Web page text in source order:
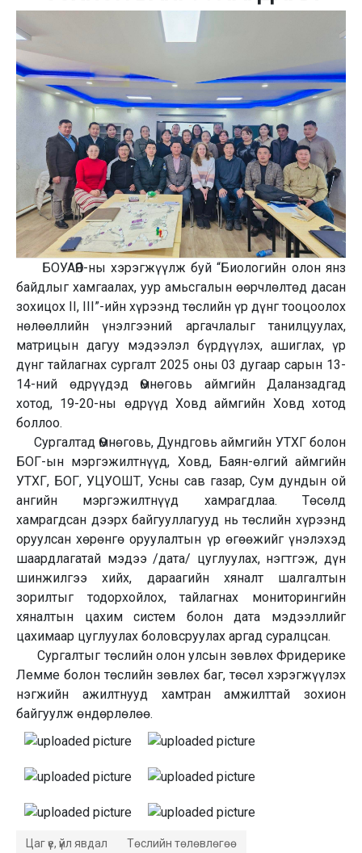
БОУАӨЯ-ны хэрэгжүүлж буй “Биологийн олон янз
байдлыг хамгаалах, уур амьсгалын өөрчлөлтөд дасан
зохицох II, III”-ийн хүрээнд төслийн үр дүнг тооцоолох
нөлөөллийн үнэлгээний аргачлалыг танилцуулах,
матрицын дагуу мэдээлэл бүрдүүлэх, ашиглах, үр
дүнг тайлагнах сургалт 2025 оны 03 дугаар сарын 13-
14-ний өдрүүдэд Өмнөговь аймгийн Даланзадгад
хотод, 19-20-ны өдрүүд Ховд аймгийн Ховд хотод
боллоо.
Сургалтад Өмнөговь, Дундговь аймгийн УТХГ болон
БОГ-ын мэргэжилтнүүд, Ховд, Баян-өлгий аймгийн
УТХГ, БОГ, УЦУОШТ, Усны сав газар, Сум дундын ой
ангийн мэргэжилтнүүд хамрагдлаа. Төсөлд
хамрагдсан дээрх байгууллагууд нь төслийн хүрээнд
оруулсан хөрөнгө оруулалтын үр өгөөжийг үнэлэхэд
шаардлагатай мэдээ /дата/ цуглуулах, нэгтгэж, дүн
шинжилгээ хийх, дараагийн хяналт шалгалтын
зорилтыг тодорхойлох, тайлагнах мониторингийн
хяналтын цахим систем болон дата мэдээллийг
цахимаар цуглуулах боловсруулах аргад суралцсан.
Сургалтыг төслийн олон улсын зөвлөх Фридерике
Лемме болон төслийн зөвлөх баг, төсөл хэрэгжүүлэх
нэгжийн ажилтнууд хамтран амжилттай зохион
байгуулж өндөрлөлөө.
Цаг үе, үйл явдал Төслийн төлөвлөгөө